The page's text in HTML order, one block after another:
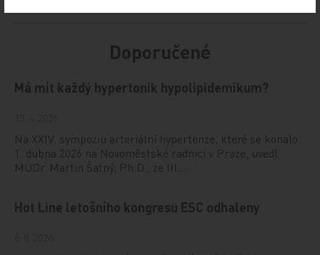
Doporučené
Má mít každý hypertonik hypolipidemikum?
Na XXIV. sympoziu arteriální hypertenze, které se konalo
1. dubna 2026 na Novoměstské radnici v Praze, uvedl
MUDr. Martin Šatný, Ph.D., ze III.…
Hot Line letošního kongresu ESC odhaleny